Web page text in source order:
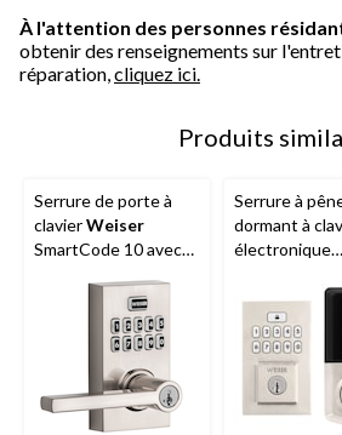
À l'attention des personnes
obtenir des renseignements sur
réparation, cliquez ici.
Produits
Serrure de porte à
clavierWeiser
SmartCode 10 avec
pêne dormant sans
clé, nickel satiné
Serrure à
dormant à
électronique
Weiser
nickel satiné